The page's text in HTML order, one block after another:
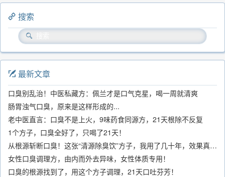
搜索
最新文章
口臭别乱治！中医私藏方：佩兰才是口气克星，喝一周就清爽
肠胃浊气口臭，原来是这样形成的...
老中医直言：口臭不是上火，9味药食同源方，21天根除不反复
1个方子，口臭全好了，只喝了21天！
从根源斩断口臭！这张“清源除臭饮”方子，我用了几十年，效果真不错
女性口臭调理方，由内而外去异味，女性体质专用！
口臭的根源找到了，用这个方子调理，21天口吐芬芳！